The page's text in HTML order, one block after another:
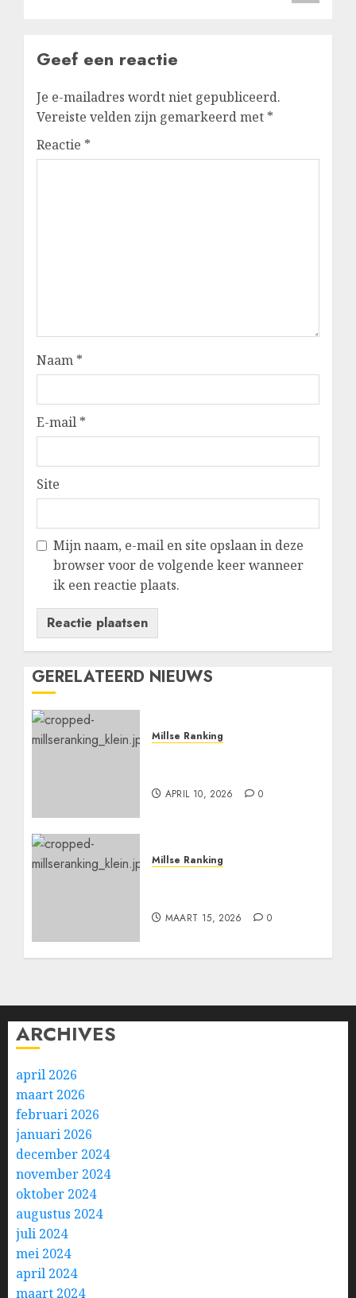
Geef een reactie
Je e-mailadres wordt niet gepubliceerd.
Vereiste velden zijn gemarkeerd met *
Reactie *
Naam *
E-mail *
Site
Mijn naam, e-mail en site opslaan in deze
browser voor de volgende keer wanneer
ik een reactie plaats.
GERELATEERD NIEUWS
Millse Ranking
APRIL 10, 2026 0
Millse Ranking
MAART 15, 2026 0
ARCHIVES
april 2026
maart 2026
februari 2026
januari 2026
december 2024
november 2024
oktober 2024
augustus 2024
juli 2024
mei 2024
april 2024
maart 2024